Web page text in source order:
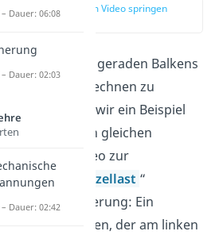
zur Stelle im Video springen
(00:14)
die Biegung des geraden Balkens
berechnen zu
betrachten wir ein Beispiel
Wir haben den gleichen
wie im Video zur
– Einzellast “
Zur Erinnerung: Ein
ist ein Balken, der am linken
Dauer: 06:08
Dauer: 02:03
Dauer: 02:42